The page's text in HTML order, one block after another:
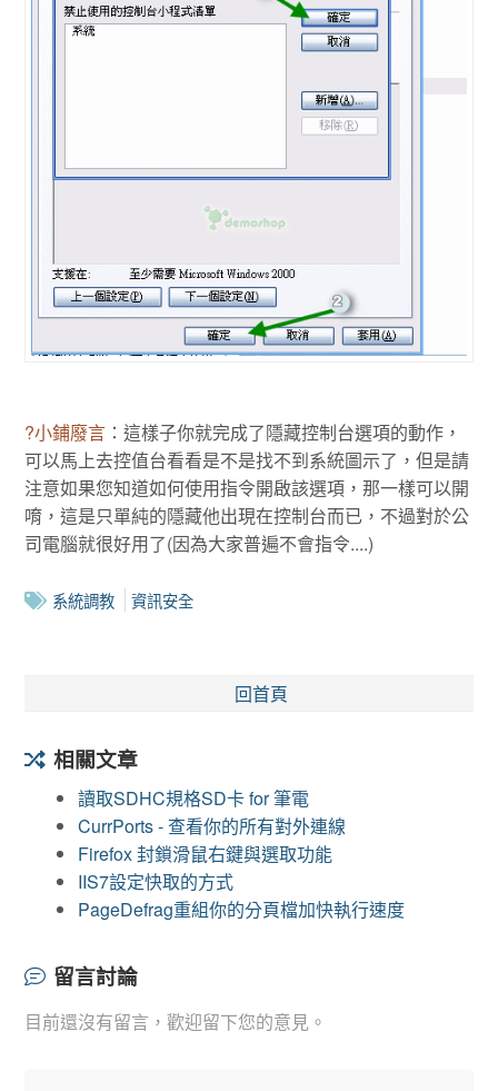
?小鋪廢言 ：這樣子你就完成了隱藏控制台選項的動作，
可以馬上去控值台看看是不是找不到系統圖示了，但是請
注意如果您知道如何使用指令開啟該選項，那一樣可以開
唷，這是只單純的隱藏他出現在控制台而已，不過對於公
司電腦就很好用了(因為大家普遍不會指令....)
系統調教 資訊安全
回首頁
相關文章
讀取SDHC規格SD卡 for 筆電
CurrPorts - 查看你的所有對外連線
Firefox 封鎖滑鼠右鍵與選取功能
IIS7設定快取的方式
PageDefrag重組你的分頁檔加快執行速度
留言討論
目前還沒有留言，歡迎留下您的意見。